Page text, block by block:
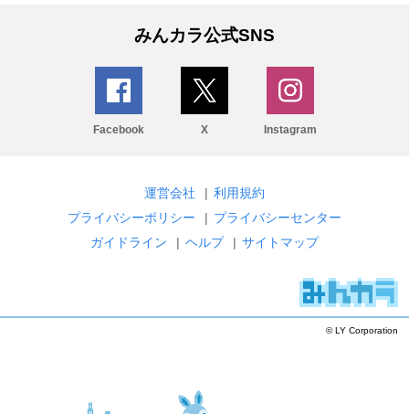
みんカラ公式SNS
Facebook X Instagram
運営会社 | 利用規約
プライバシーポリシー
| プライバシーセンター
ガイドライン
| ヘルプ | サイトマップ
© LY Corporation